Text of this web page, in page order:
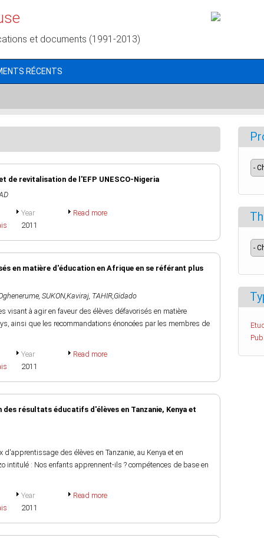
et documents (1991-2013)
RÉCENTS
de revitalisation de l'EFP UNESCO-Nigeria
Year
2011
Read more
en matière d'éducation en Afrique en se référant plus
, SUKON,Kaviraj, TAHIR,Gidado
visant à agir en faveur des élèves défavorisés en matière
ainsi que les recommandations énoncées par les membres de
Year
2011
Read more
résultats éducatifs d'élèves en Tanzanie, Kenya et
des élèves en Tanzanie, au Kenya et en
intitulé : Nos enfants apprennent-ils ? compétences de base en
Year
2011
Read more